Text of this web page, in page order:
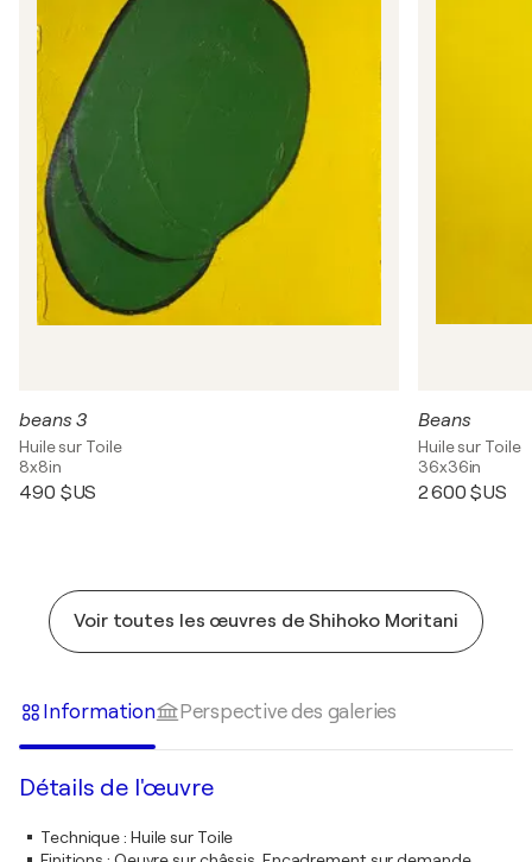
beans 3
Huile sur Toile
8x8in
490 $US
Beans
Huile sur Toile
36x36in
2 600 $US
Voir toutes les œuvres de Shihoko Moritani
Information Perspective des galeries
Détails de l'œuvre
Technique: Huile sur Toile